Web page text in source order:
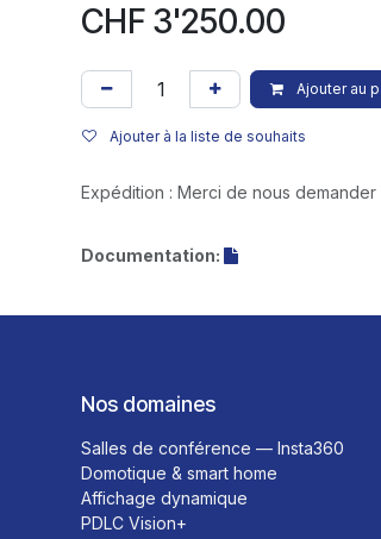
CHF 3'250.00
Ajouter au
Ajouter à la liste de souhaits
Expédition : Merci de nous demander
Documentation:
Nos domaines
Salles de conférence — Insta360
Domotique & smart home
Affichage dynamique
PDLC Vision+